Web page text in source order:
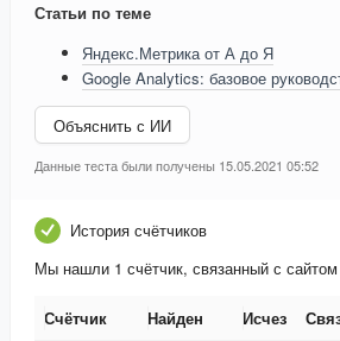
Статьи по теме
Яндекс.Метрика от А до Я
Google Analytics: базовое
Объяснить с ИИ
Данные теста были получены 15.05.2021 05:52
История счётчиков
Мы нашли 1 счётчик, связанный с сайтом
Счётчик Найден Исчез